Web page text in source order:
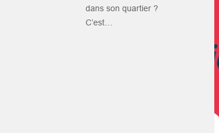
dans son quartier ?
C’est…